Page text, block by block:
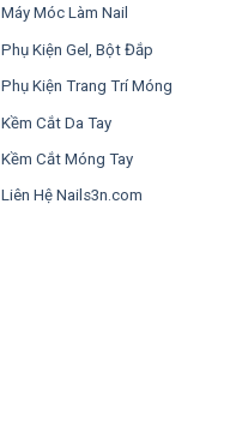
Máy Móc Làm Nail
Phụ Kiện Gel, Bột Đắp
Phụ Kiện Trang Trí Móng
Kềm Cắt Da Tay
Kềm Cắt Móng Tay
Liên Hệ Nails3n.com